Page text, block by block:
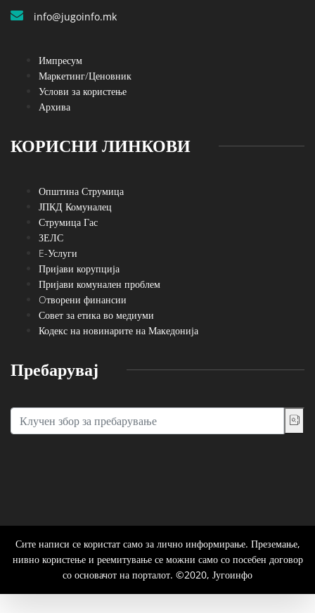
info@jugoinfo.mk
Импресум
Маркетинг/Ценовник
Услови за користење
Архива
КОРИСНИ ЛИНКОВИ
Општина Струмица
ЈПКД Комуналец
Струмица Гас
ЗЕЛС
E-Услуги
Пријави корупција
Пријави комунален проблем
Oтворени финансии
Совет за етика во медиуми
Кодекс на новинарите на Македонија
Пребарувај
Сите написи се користат само за лично информирање. Преземање,
нивно користење и реемитување се можни само со посебен договор
со основачот на порталот. ©2020, Југоинфо